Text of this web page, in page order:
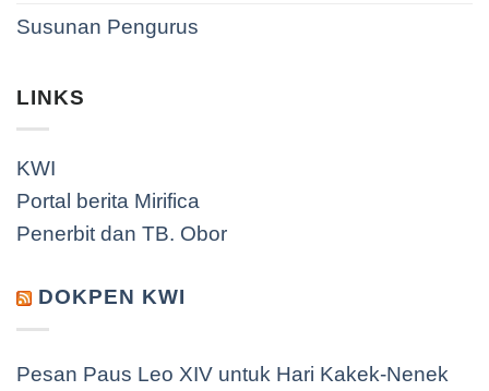
Susunan Pengurus
LINKS
KWI
Portal berita Mirifica
Penerbit dan TB. Obor
DOKPEN KWI
Pesan Paus Leo XIV untuk Hari Kakek-Nenek